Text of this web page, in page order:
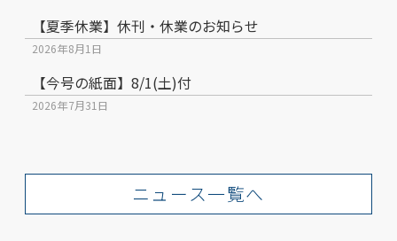
【夏季休業】休刊・休業のお知らせ
2026年8月1日
【今号の紙面】8/1(土)付
2026年7月31日
ニュース一覧へ